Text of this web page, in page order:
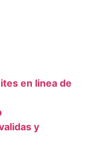
en linea de
y